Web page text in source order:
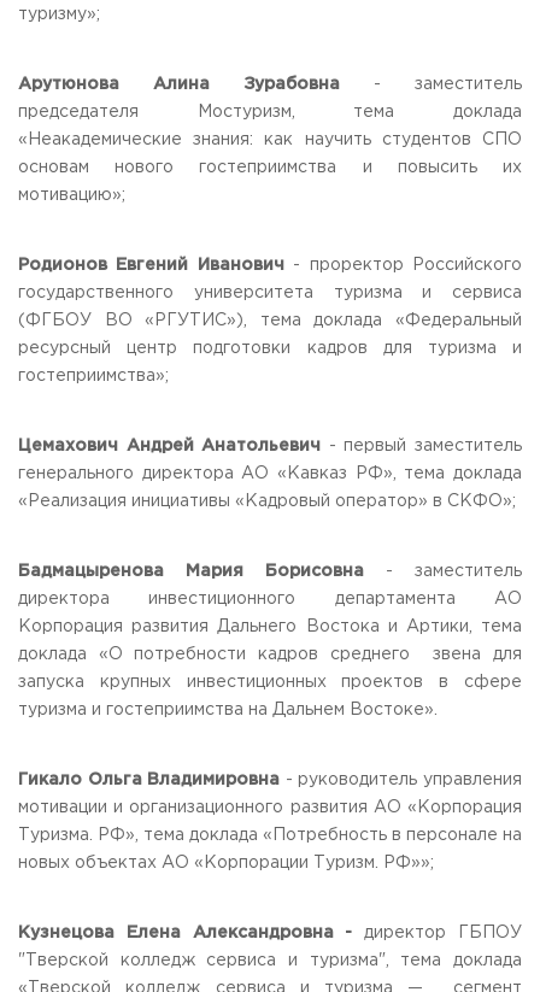
туризму»;
Арутюнова Алина Зурабовна - заместитель
председателя Мостуризм, тема доклада
«Неакадемические знания: как научить студентов СПО
основам нового гостеприимства и повысить их
мотивацию»;
Родионов Евгений Иванович - проректор Российского
государственного университета туризма и сервиса
(ФГБОУ ВО «РГУТИС»), тема доклада «Федеральный
ресурсный центр подготовки кадров для туризма и
гостеприимства»;
Цемахович Андрей Анатольевич
- первый заместитель
генерального директора АО «Кавказ РФ», тема доклада
«Реализация инициативы «Кадровый оператор» в СКФО»;
Бадмацыренова Мария Борисовна - заместитель
директора инвестиционного департамента АО
Корпорация развития Дальнего Востока и Артики, тема
доклада «О потребности кадров среднего звена для
запуска крупных инвестиционных проектов в сфере
туризма и гостеприимства на Дальнем Востоке».
Гикало Ольга Владимировна - руководитель управления
мотивации и организационного развития АО «Корпорация
Туризма. РФ», тема доклада «Потребность в персонале на
новых объектах АО «Корпорации Туризм. РФ»»;
Кузнецова Елена Александровна - директор ГБПОУ
"Тверской колледж сервиса и туризма", тема доклада
«Тверской колледж сервиса и туризма — сегмент